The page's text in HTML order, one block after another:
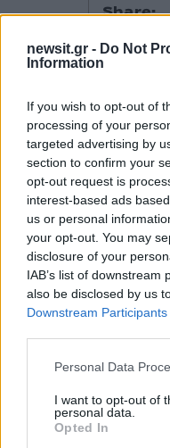
newsit.gr - Do Not
Information
If you wish to opt-out of
processing of your
targeted advertising by
section to confirm your
opt-out request is
interest-based ads
us or personal
your opt-out. You may
disclosure of your
IAB’s list of
also be disclosed by us
Downstream Participants
Please note that this
not limited to your visit
grant or deny consent
use your data for below
Personal Data
I want to opt-out of
personal data.
Opted In
Share:
Ακολουθήστε το
ενημερωθείτε πρώτοι
Πιο
1 Τουρισμός για
η πλατφόρμα –
στις αιτήσεις
2Κυψέλη: Ο
ταξίδι στην
Η φωτιά στη
κορυφή του
timelapse βίντεο
Νέο κύμα
με 40άρια -